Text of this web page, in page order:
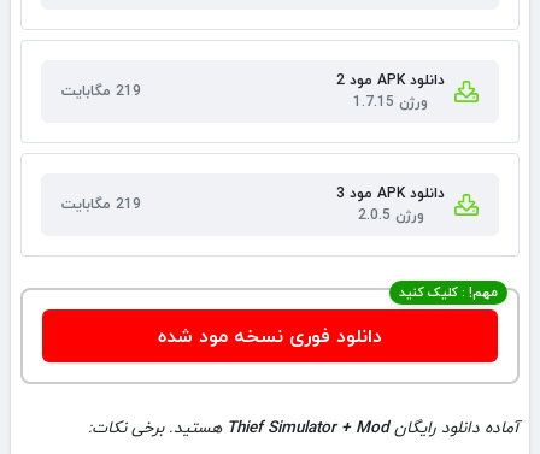
دانلود APK مود 2
ورژن 1.7.15
219 مگابایت
دانلود APK مود 3
ورژن 2.0.5
219 مگابایت
مهم! : کلیک کنید
دانلود فوری نسخه مود شده
آماده دانلود رایگانThief Simulator + Mod هستید. برخی نکات: